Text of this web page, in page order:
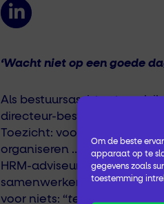
Om de beste
apparaat op te
gegevens zoals
toestemming
‘Wacht niet op een goede
Als bestuursassistent werk
directeur-bestuurder, de
Toezicht: voorbereiden,
organiseren … Daarnaast
HRM-adviseur en ben ik
samenwerken vind ik echt
voor niets: “teamwork